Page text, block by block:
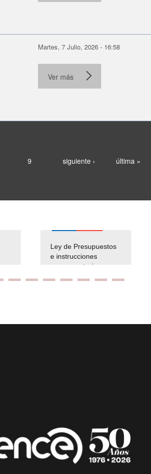
Martes, 7 Julio, 2026 - 16:58
Ver más
9 siguiente › última »
Ley de Presupuestos
e instrucciones
presuspuetarias